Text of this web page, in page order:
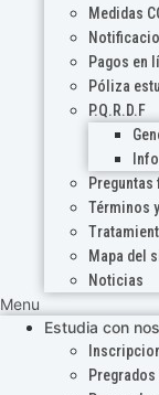
Medidas
Pagos en
Póliza
P.Q.R.D.F
Términos
Mapa del
Noticias
Menu
Estudia con
Pregrados